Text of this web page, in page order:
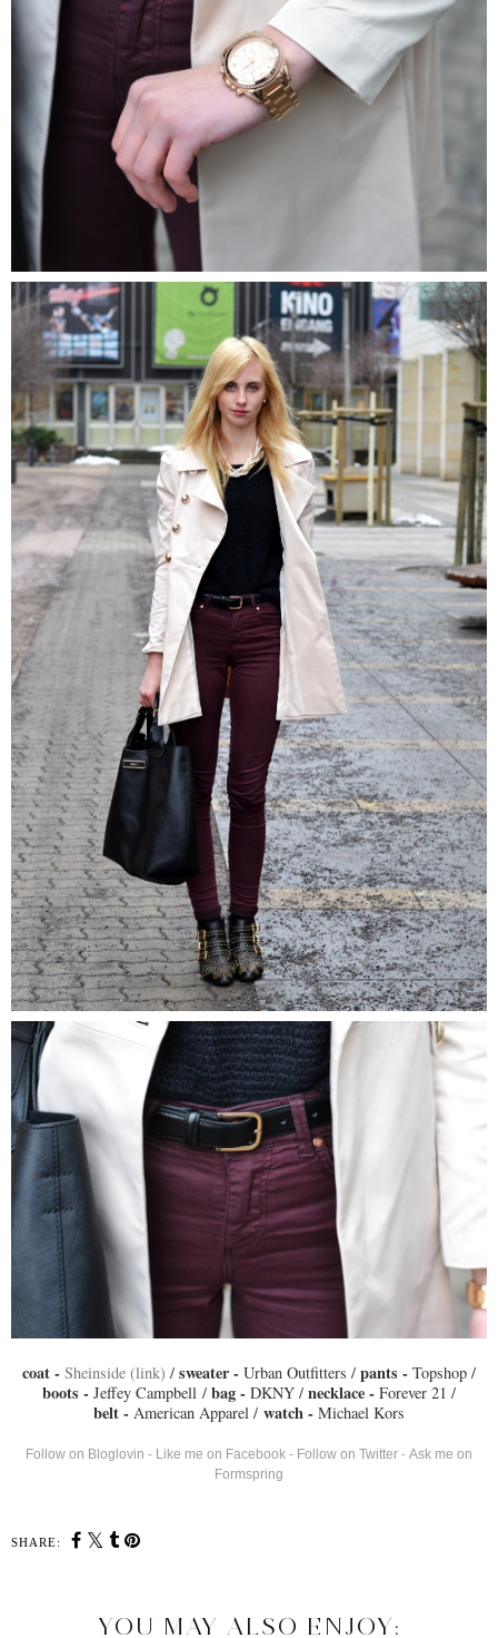
coat - Sheinside (link) / sweater - Urban Outfitters / pants - Topshop /
boots - Jeffey Campbell / bag - DKNY / necklace - Forever 21 /
belt - American Apparel / watch - Michael Kors
Follow on Bloglovin - Like me on Facebook - Follow on Twitter - Ask me on
Formspring
SHARE:
YOU MAY ALSO ENJOY: